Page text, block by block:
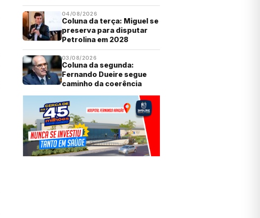
04/08/2026
Coluna da terça: Miguel se
preserva para disputar
Petrolina em 2028
03/08/2026
Coluna da segunda:
Fernando Dueire segue
caminho da coerência